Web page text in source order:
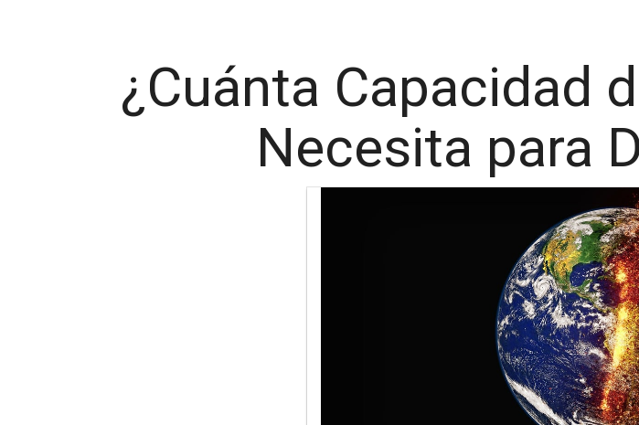
¿Cuánta Capacidad
Necesita para